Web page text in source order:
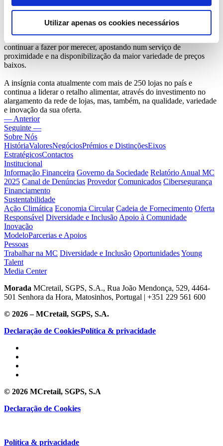
Utilizar apenas os cookies necessários
local e para o bem-estar da população”.
Este aniversário representa mais um ano a prestar um serviço de
excelência à população de Lisboa, cuja confiança o Continente vai
continuar a fazer por merecer, apostando num serviço de
proximidade e na disponibilização da maior variedade de preços
baixos.
A insígnia conta atualmente com mais de 250 lojas no país e
continua a liderar o retalho alimentar, através do investimento no
alargamento da rede de lojas, mas, também, na qualidade, variedade
e inovação da sua oferta.
— Anterior
Seguinte —
Sobre Nós
HistóriaValoresNegóciosPrémios e DistinçõesEixos
EstratégicosContactos
Institucional
Informação Financeira Governo da Sociedade Relatório Anual MC
2025 Canal de Denúncias Provedor Comunicados Cibersegurança
Financiamento
Sustentabilidade
Ação Climática Economia Circular Cadeia de Fornecimento Oferta
Responsável Diversidade e Inclusão Apoio à Comunidade
Inovação
ModeloParcerias e Apoios
Pessoas
Trabalhar na MC Diversidade e Inclusão OportunidadesYoung
Talent
Media Center
Morada MCretail, SGPS, S.A., Rua João Mendonça, 529, 4464-
501 Senhora da Hora, Matosinhos, Portugal | +351 229 561 600
© 2026 – MCretail, SGPS, S.A.
Declaração de CookiesPolítica & privacidade
© 2026 MCretail, SGPS, S.A
Declaração de Cookies
Política & privacidade